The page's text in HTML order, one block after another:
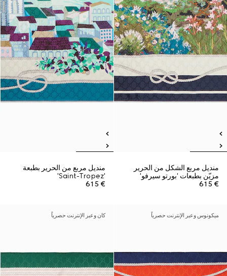
منديل مربع الشكل من الحرير
مزيّن بطبعات 'بورتو سيرفو'
€ 615
منديل مربع من الحرير بطبعة
'Saint-Tropez'
€ 615
ميكونوس وعبر الإنترنت حصرياً كان وعبر الإنترنت حصرياً